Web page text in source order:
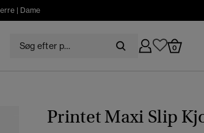
| Dame
0
Printet Maxi Slip